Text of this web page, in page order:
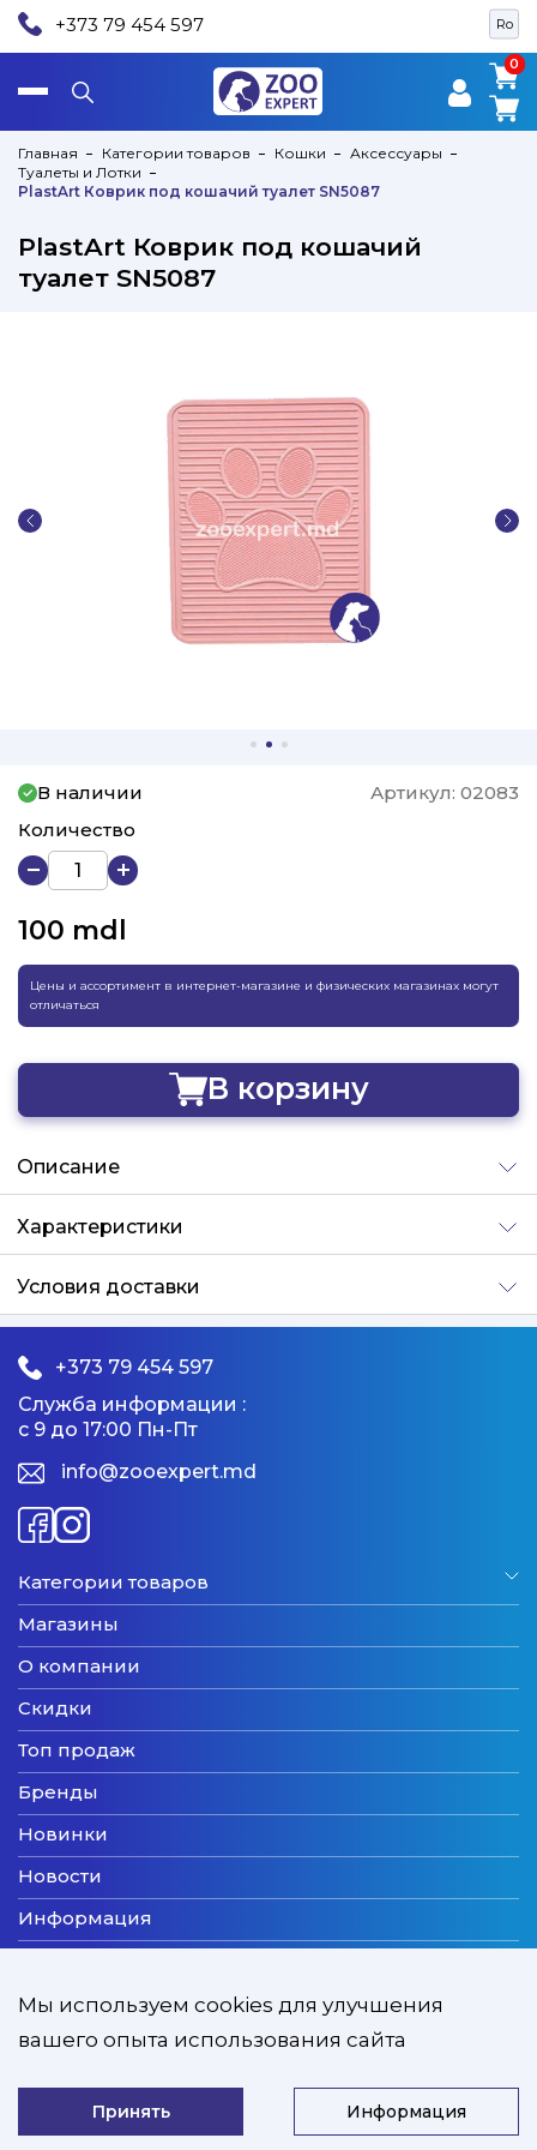
Ro
+373 79 454 597
0
0
Главная Категории товаров Кошки
Аксессуары
Туалеты и Лотки
PlastArt Коврик под кошачий туалет SN5087
PlastArt Коврик под кошачий
туалет SN5087
В наличии Артикул: 02083
Количество
100 mdl
Цены и ассортимент в интернет-магазине и физических магазинах могут
отличаться
В корзину
Добавлено
Описание
Характеристики
Условия доставки
+373 79 454 597
Служба информации :
с 9 до 17:00 Пн-Пт
info@zooexpert.md
Категории товаров
Магазины
О компании
Скидки
Топ продаж
Бренды
Новинки
Новости
Информация
Оплата
Мы принимаем
ZooExpert © 2026 Developed by
Мы используем cookies для улучшения
вашего опыта использования сайта
Принять Информация